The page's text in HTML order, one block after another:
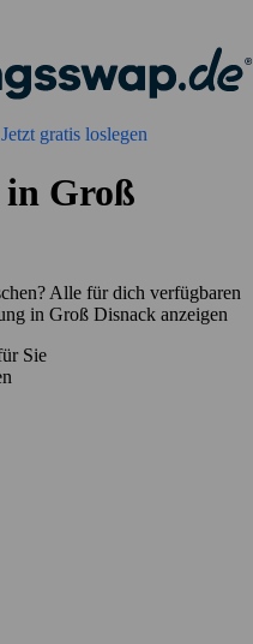
Jetzt gratis loslegen
in Groß
Alle für dich verfügbaren
in Groß Disnack anzeigen
Sie